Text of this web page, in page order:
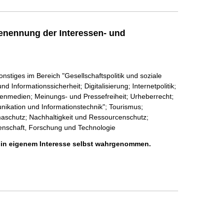
der Interessen- und
im Bereich "Gesellschaftspolitik und soziale
Informationssicherheit; Digitalisierung; Internetpolitik;
Meinungs- und Pressefreiheit; Urheberrecht;
und Informationstechnik"; Tourismus;
Nachhaltigkeit und Ressourcenschutz;
Forschung und Technologie
eigenem Interesse selbst wahrgenommen.